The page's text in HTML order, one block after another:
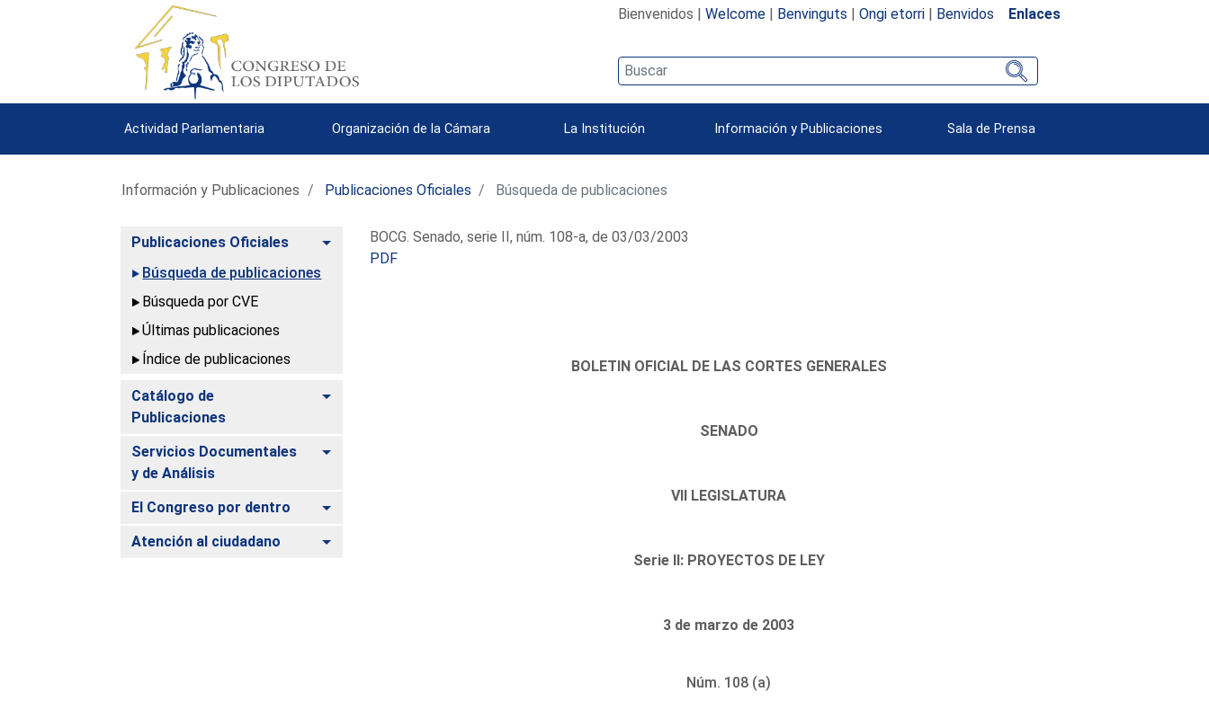
Bienvenidos | Welcome| Benvinguts | Ongi etorri| Benvidos Enlaces
Actividad Parlamentaria Organización de la Cámara La Institución Información y Publicaciones Sala de Prensa
Información y Publicaciones Publicaciones Oficiales Búsqueda de publicaciones
Publicaciones Oficiales
Alternar
Búsqueda de publicaciones
Búsqueda por CVE
Últimas publicaciones
Índice de publicaciones
Catálogo de
Publicaciones
Alternar
Servicios Documentales
y de Análisis
Alternar
El Congreso por dentro Alternar
Atención al ciudadano Alternar
BOCG. Senado, serie II, núm. 108-a, de 03/03/2003
PDF
BOLETIN OFICIAL DE LAS CORTES GENERALES
SENADO
VII LEGISLATURA
Serie II: PROYECTOS DE LEY
3 de marzo de 2003
Núm. 108 (a)